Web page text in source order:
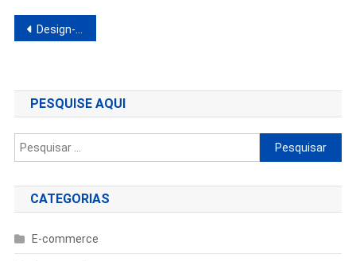
Navegação
Post
Design-sem-nome
PESQUISE AQUI
Pesquisar
por:
CATEGORIAS
E-commerce